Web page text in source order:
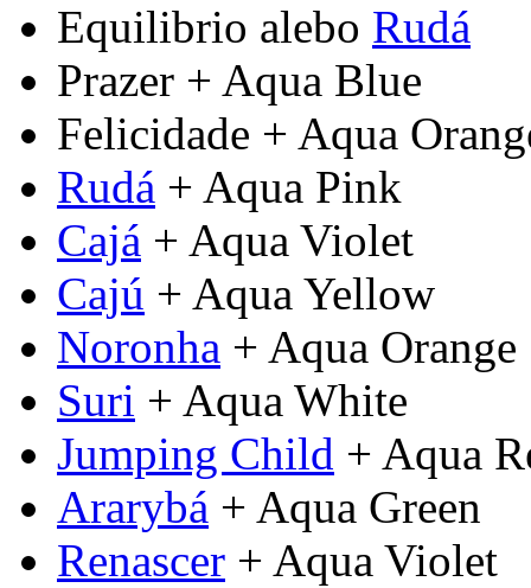
Equilibrio alebo Rudá
Prazer + Aqua Blue
Felicidade + Aqua
Rudá + Aqua Pink
Cajá + Aqua Violet
Cajú + Aqua Yellow
Noronha + Aqua Orange
Suri + Aqua White
Jumping Child + Aqua
Ararybá + Aqua Green
Renascer + Aqua Violet